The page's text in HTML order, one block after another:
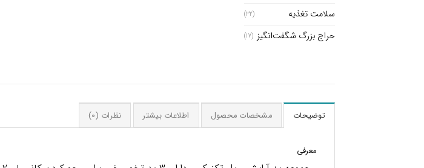
سلامت تغذیه (32)
حراج بزرگ شگفت‌انگیز (17)
توضیحات مشخصات محصول اطلاعات بیشتر نظرات (0)
معرفی